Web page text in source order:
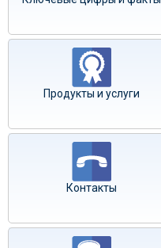
Продукты и услуги
Контакты